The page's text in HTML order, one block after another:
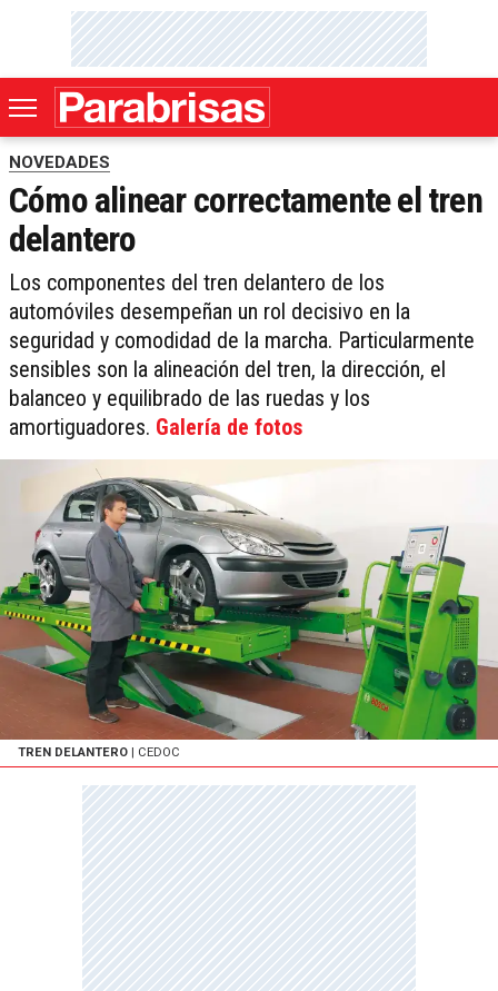
NOVEDADES
Cómo alinear correctamente el tren
delantero
Los componentes del tren delantero de los
automóviles desempeñan un rol decisivo en la
seguridad y comodidad de la marcha. Particularmente
sensibles son la alineación del tren, la dirección, el
balanceo y equilibrado de las ruedas y los
amortiguadores. Galería de fotos
TREN DELANTERO | CEDOC